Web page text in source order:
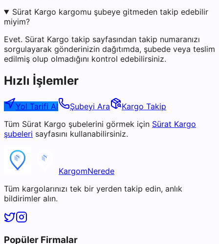
Sürat Kargo kargomu şubeye gitmeden takip edebilir
miyim?
Evet. Sürat Kargo takip sayfasından takip numaranızı
sorgulayarak gönderinizin dağıtımda, şubede veya teslim
edilmiş olup olmadığını kontrol edebilirsiniz.
Hızlı İşlemler
Yol Tarifi Al Şubeyi Ara
Kargo Takip
Tüm Sürat Kargo şubelerini görmek için Sürat Kargo
şubeleri sayfasını kullanabilirsiniz.
KargomNerede
Tüm kargolarınızı tek bir yerden takip edin, anlık
bildirimler alın.
Popüler Firmalar